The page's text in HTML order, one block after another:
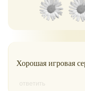
Хорошая игровая
ответить